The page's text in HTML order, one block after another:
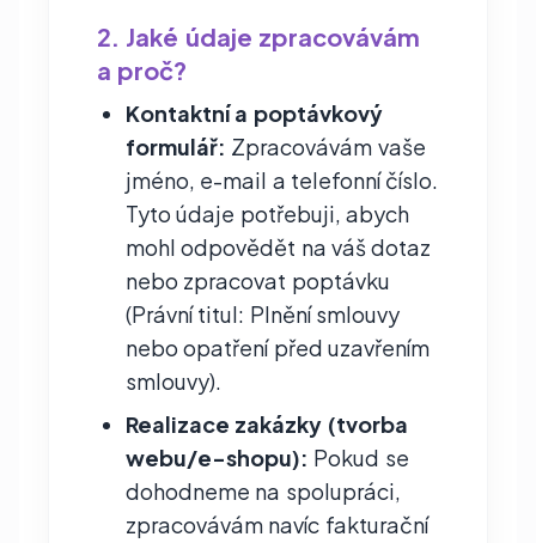
2. Jaké údaje zpracovávám
a proč?
Kontaktní a poptávkový
formulář: Zpracovávám vaše
jméno, e-mail a telefonní číslo.
Tyto údaje potřebuji, abych
mohl odpovědět na váš dotaz
nebo zpracovat poptávku
(Právní titul: Plnění smlouvy
nebo opatření před uzavřením
smlouvy).
Realizace zakázky (tvorba
webu/e-shopu): Pokud se
dohodneme na spolupráci,
zpracovávám navíc fakturační